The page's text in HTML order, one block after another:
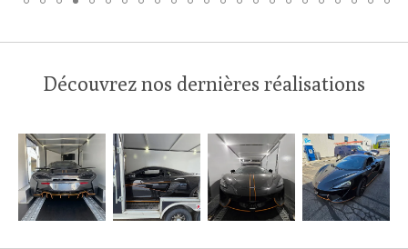
Découvrez nos dernières réalisations